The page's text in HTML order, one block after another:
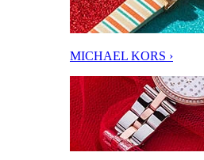
MICHAEL KORS ›